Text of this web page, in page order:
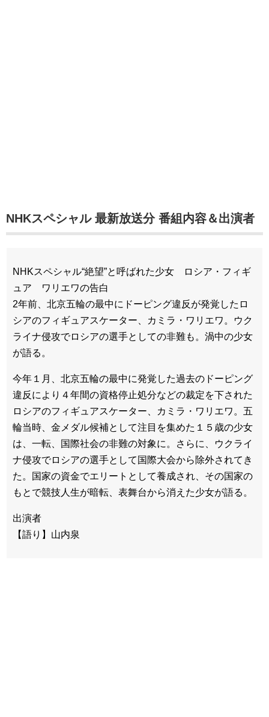
NHKスペシャル 最新放送分 番組内容＆出演者
NHKスペシャル“絶望”と呼ばれた少女 ロシア・フィギ
ュア ワリエワの告白
2年前、北京五輪の最中にドーピング違反が発覚したロ
シアのフィギュアスケーター、カミラ・ワリエワ。ウク
ライナ侵攻でロシアの選手としての非難も。渦中の少女
が語る。
今年１月、北京五輪の最中に発覚した過去のドーピング
違反により４年間の資格停止処分などの裁定を下された
ロシアのフィギュアスケーター、カミラ・ワリエワ。五
輪当時、金メダル候補として注目を集めた１５歳の少女
は、一転、国際社会の非難の対象に。さらに、ウクライ
ナ侵攻でロシアの選手として国際大会から除外されてき
た。国家の資金でエリートとして養成され、その国家の
もとで競技人生が暗転、表舞台から消えた少女が語る。
出演者
【語り】山内泉